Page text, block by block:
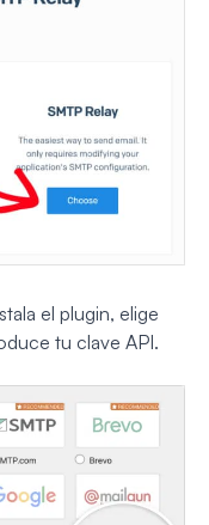
el plugin, elige
tu clave API.